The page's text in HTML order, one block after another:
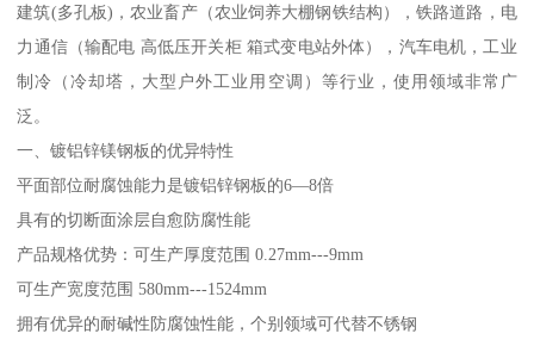
建筑(多孔板)，农业畜产（农业饲养大棚钢铁结构），铁路道路，电
力通信（输配电 高低压开关柜 箱式变电站外体），汽车电机，工业
制冷（冷却塔，大型户外工业用空调）等行业，使用领域非常广
泛。
一、镀铝锌镁钢板的优异特性
平面部位耐腐蚀能力是镀铝锌钢板的6—8倍
具有的切断面涂层自愈防腐性能
产品规格优势：可生产厚度范围 0.27mm---9mm
可生产宽度范围 580mm---1524mm
拥有优异的耐碱性防腐蚀性能，个别领域可代替不锈钢